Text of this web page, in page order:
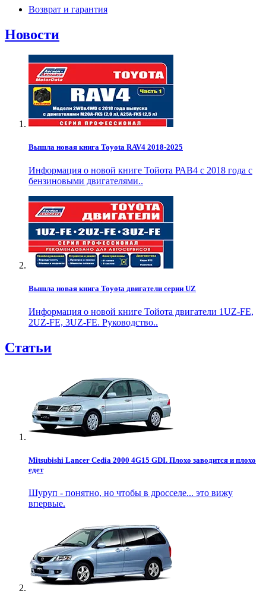
Возврат и гарантия
Новости
Вышла новая книга Toyota RAV4 2018-2025
Информация о новой книге Тойота РАВ4 с 2018 года с
бензиновыми двигателями..
Вышла новая книга Toyota двигатели серии UZ
Информация о новой книге Тойота двигатели 1UZ-FE,
2UZ-FE, 3UZ-FE. Руководство..
Статьи
Mitsubishi Lancer Cedia 2000 4G15 GDI. Плохо заводится и плохо
едет
Шуруп - понятно, но чтобы в дросселе... это вижу
впервые.